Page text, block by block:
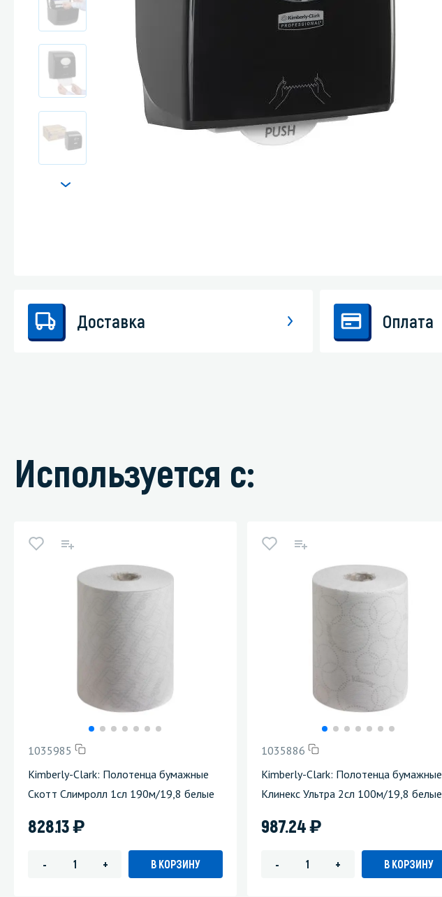
Стекла и зеркала
Доставка Оплата
Используется с:
1035985
Kimberly-Clark: Полотенца бумажные
Скотт Слимролл 1сл 190м/19,8 белые
828.13)
- + В КОРЗИНУ
1035886
Kimberly-Clark: Полотенца бумажные
Клинекс Ультра 2сл 100м/19,8 белые
987.24)
- + В КОРЗИНУ